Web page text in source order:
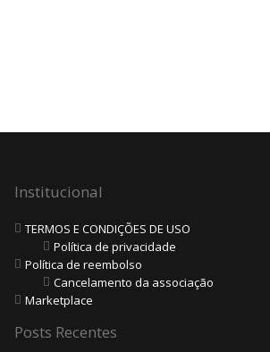
Institucional
TERMOS E CONDIÇÕES DE USO
Política de privacidade
Política de reembolso
Cancelamento da associação
Marketplace
Posts Recentes